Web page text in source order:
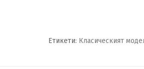
Етикети: Класическият